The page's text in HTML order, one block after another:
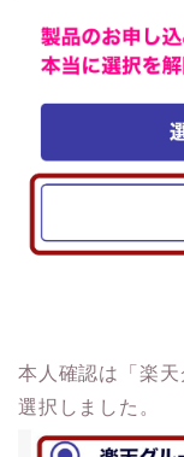
本人確認は「楽
選択しました。